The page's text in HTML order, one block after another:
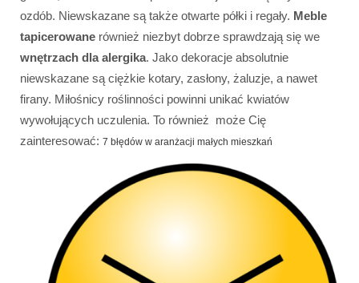
ozdób. Niewskazane są także otwarte półki i regały. Meble
tapicerowane również niezbyt dobrze sprawdzają się we
wnętrzach dla alergika. Jako dekoracje absolutnie
niewskazane są ciężkie kotary, zasłony, żaluzje, a nawet
firany. Miłośnicy roślinności powinni unikać kwiatów
wywołujących uczulenia. To również może Cię
zainteresować: 7 błędów w aranżacji małych mieszkań